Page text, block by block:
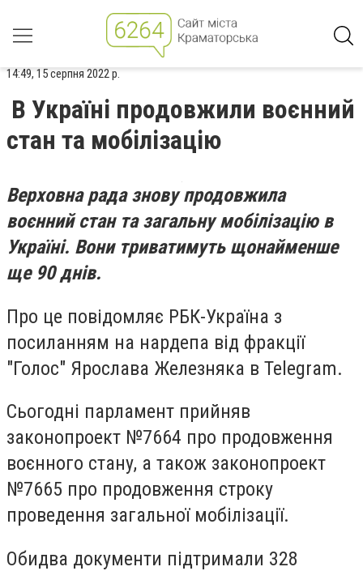
14:49, 15 серпня 2022 р.
В Україні продовжили воєнний
стан та мобілізацію
Верховна рада знову продовжила
воєнний стан та загальну мобілізацію в
Україні. Вони триватимуть щонайменше
ще 90 днів.
Про це повідомляє РБК-Україна з
посиланням на нардепа від фракції
"Голос" Ярослава Железняка в Telegram.
Сьогодні парламент прийняв
законопроект №7664 про продовження
воєнного стану, а також законопроект
№7665 про продовження строку
проведення загальної мобілізації.
Обидва документи підтримали 328